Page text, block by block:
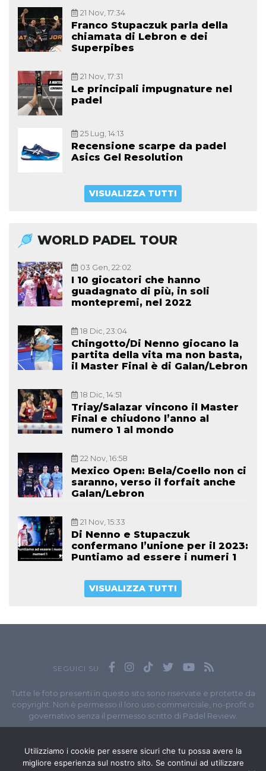
21 Nov, 17:34
Franco Stupaczuk parla della
chiamata di Lebron e dei
Superpibes
21 Nov, 17:31
Le principali impugnature nel
padel
25 Lug, 14:13
Recensione scarpe da padel
Asics Gel Resolution
VISUALIZZA TUTTI
WORLD PADEL TOUR
03 Gen, 22:02
I 10 giocatori che hanno
guadagnato di più, in soli
montepremi, nel 2022
18 Dic, 23:04
Chingotto/Di Nenno giocano la
partita della vita ma non basta,
il Master Final è di Galan/Lebron
18 Dic, 14:51
Triay/Salazar vincono il Master
Final e chiudono l’anno al
numero 1 al mondo
22 Nov, 16:58
Mexico Open: Bela/Coello non ci
saranno, verso il forfait anche
Galan/Lebron
21 Nov, 15:33
Di Nenno e Stupaczuk
confermano l’unione per il 2023:
Puntiamo ad essere i numeri 1
VISUALIZZA TUTTI
SEGUICI SU
Tutte le foto presenti in questo sito sono riservate e protette da
copyright. Non è permesso il loro uso commerciale, no-profit o
governativo senza il permesso scritto di Padel Review.
// P.I. 11965351007
© Copyright 2020-2026 // Web Developer
Utilizziamo i cookie per essere sicuri che tu possa avere la
migliore esperienza sul nostro sito. Se continui ad utilizzare